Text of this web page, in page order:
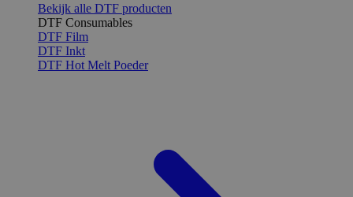
Bekijk alle DTF producten
DTF Consumables
DTF Film
DTF Inkt
DTF Hot Melt Poeder